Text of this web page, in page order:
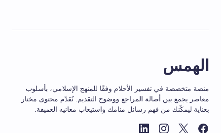
الهمس
منصة متخصصة في تفسير الأحلام وفقًا للمنهج الإسلامي، بأسلوب
معاصر يجمع بين أصالة المراجع ووضوح التقديم. نُقدّم محتوى مختار
بعناية ليمكّنك من فهم رسائل منامك واستيعاب معانيه العميقة.